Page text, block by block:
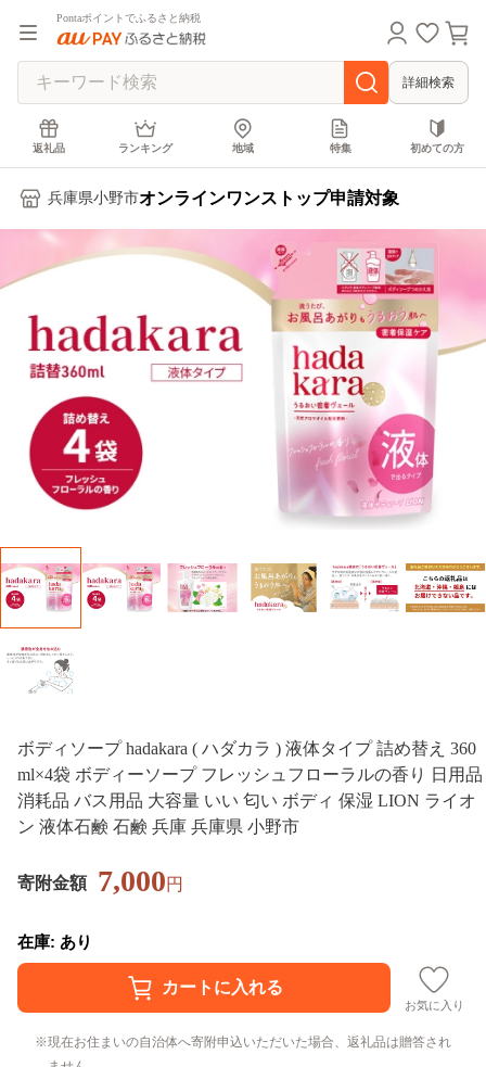
Pontaポイントでふるさと納税
詳細検索
返礼品 ランキング 地域 特集 初めての方
兵庫県小野市オンラインワンストップ申請対象
ボディソープ hadakara ( ハダカラ ) 液体タイプ 詰め替え 360
ml×4袋 ボディーソープ フレッシュフローラルの香り 日用品
消耗品 バス用品 大容量 いい 匂い ボディ 保湿 LION ライオ
ン 液体石鹸 石鹸 兵庫 兵庫県 小野市
寄附金額 7,000円
在庫: あり
お気に入り
現在お住まいの自治体へ寄附申込いただいた場合、返礼品は贈答され